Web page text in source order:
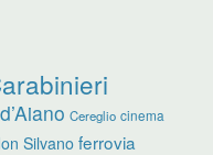
Cereglio cinema
Silvano ferrovia